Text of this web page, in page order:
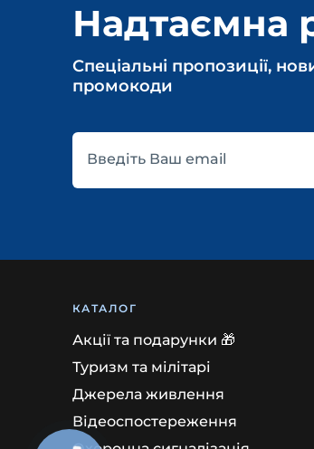
Введіть Ваш email
Надтаємна
Спеціальні пропозиції,
промокоди
КАТАЛОГ
Акції та подарунки 🎁
Туризм та мілітарі
Джерела живлення
Відеоспостереження